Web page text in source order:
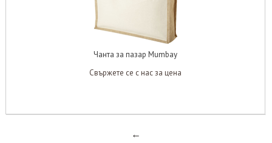
Чанта за пазар Mumbay
Свържете се с нас за цена
←